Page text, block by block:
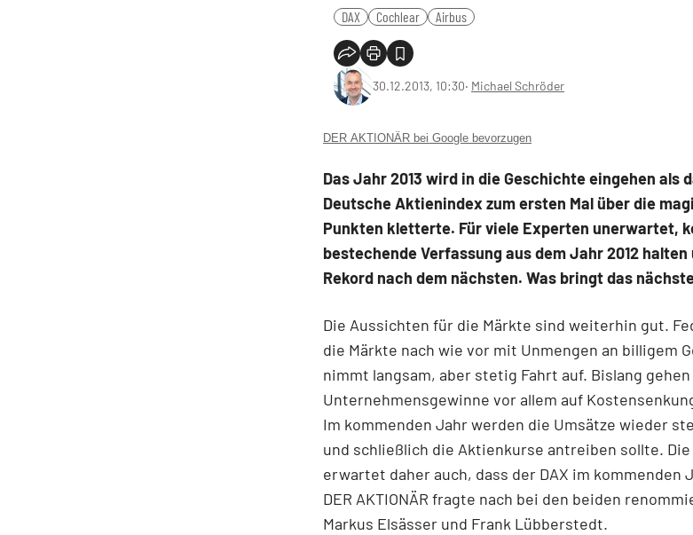
DAX Cochlear Airbus
30.12.2013, 10:30‧ Michael Schröder
DER AKTIONÄR bei Google bevorzugen
Das Jahr 2013 wird in die Geschichte eingehen als
Deutsche Aktienindex zum ersten Mal über die
Punkten kletterte. Für viele Experten unerwartet,
bestechende Verfassung aus dem Jahr 2012
Rekord nach dem nächsten. Was bringt das
Die Aussichten für die Märkte sind weiterhin gut.
die Märkte nach wie vor mit Unmengen an billigem
nimmt langsam, aber stetig Fahrt auf. Bislang
Unternehmensgewinne vor allem auf
Im kommenden Jahr werden die Umsätze wieder
und schließlich die Aktienkurse antreiben sollte.
erwartet daher auch, dass der DAX im
DER AKTIONÄR fragte nach bei den beiden
Markus Elsässer und Frank Lübberstedt.